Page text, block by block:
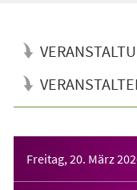
Freitag, 20. März